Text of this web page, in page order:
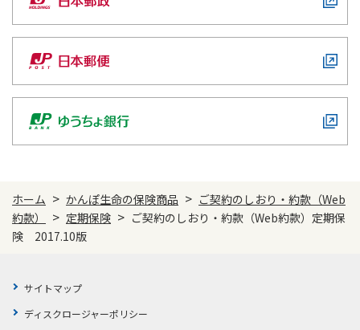
ホーム > かんぽ生命の保険商品 > ご契約のしおり・約款（Web
約款）
> 定期保険 > ご契約のしおり・約款（Web約款）定期保
険 2017.10版
サイトマップ
ディスクロージャーポリシー